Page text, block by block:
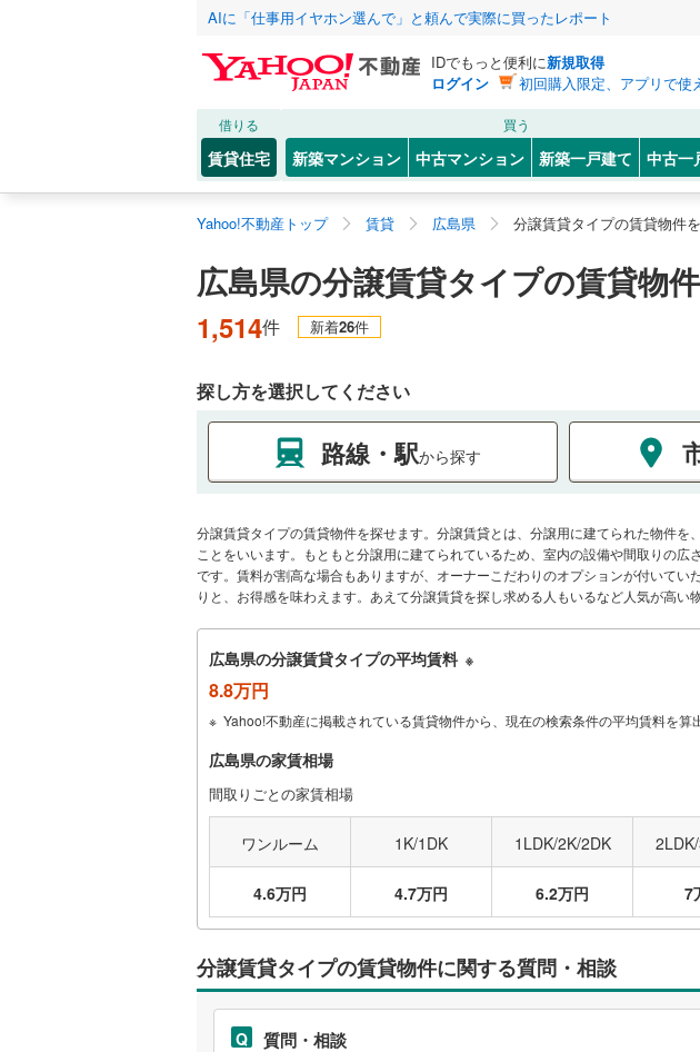
AIに「仕事用イヤホン選んで」と頼んで実際に買ったレポート
IDでもっと便利に新規取得
ログイン
初回購入限定、アプリで使
借りる
賃貸住宅
買う
新築マンション 中古マンション 新築一戸建て 中古一
Yahoo!不動産トップ 賃貸 広島県 分譲賃貸タイプの賃貸物件
広島県の分譲賃貸タイプの賃貸物
1,514件 新着26件
探し方を選択してください
路線・駅から探す
分譲賃貸タイプの賃貸物件を探せます。分譲賃貸とは、分譲用に建てられた物件を
ことをいいます。もともと分譲用に建てられているため、室内の設備や間取りの広
です。賃料が割高な場合もありますが、オーナーこだわりのオプションが付いてい
りと、お得感を味わえます。あえて分譲賃貸を探し求める人もいるなど人気が高い物
広島県の分譲賃貸タイプの平均賃料 ※
8.8万円
Yahoo!不動産に掲載されている賃貸物件から、現在の検索条件の平均賃料を算
広島県の家賃相場
間取りごとの家賃相場
ワンルーム 1K/1DK 1LDK/2K/2DK
4.6万円 4.7万円 6.2万円 7
分譲賃貸タイプの賃貸物件に関する質問・相談
Q 質問・相談